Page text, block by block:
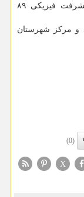
دست اجرا بوده و شبکه فاضلاب بیرجند با پیشرفت فیزیکی ۸۹
شهرستان، ۳۱ شهر دارد و مرکز شهرستان
(0)
X